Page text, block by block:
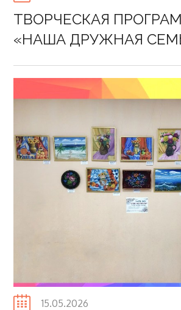
ТВОРЧЕСКАЯ
«НАША ДРУЖНАЯ
Posted
15.05.2026